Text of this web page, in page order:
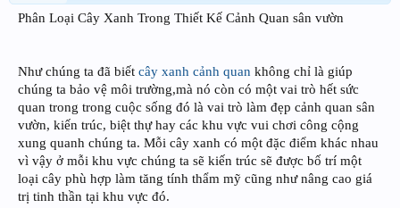
Phân Loại Cây Xanh Trong Thiết Kế Cảnh Quan sân vườn
Như chúng ta đã biết cây xanh cảnh quan không chỉ là giúp
chúng ta bảo vệ môi trường,mà nó còn có một vai trò hết sức
quan trong trong cuộc sống đó là vai trò làm đẹp cảnh quan sân
vườn, kiến trúc, biệt thự hay các khu vực vui chơi công cộng
xung quanh chúng ta. Mỗi cây xanh có một đặc điểm khác nhau
vì vậy ở mỗi khu vực chúng ta sẽ kiến trúc sẽ được bố trí một
loại cây phù hợp làm tăng tính thẩm mỹ cũng như nâng cao giá
trị tinh thần tại khu vực đó.